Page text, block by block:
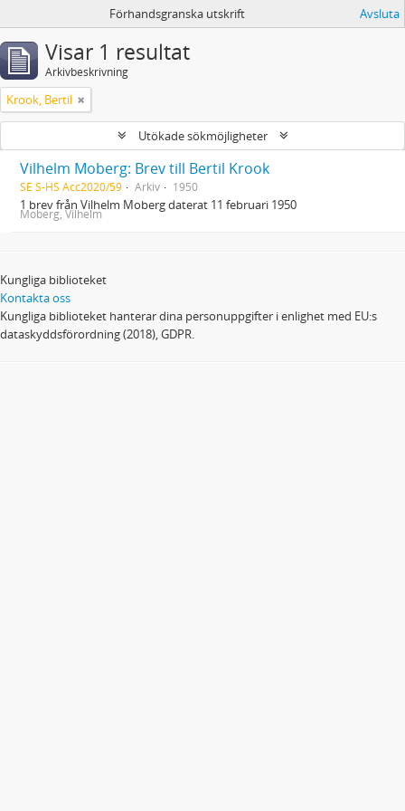
Förhandsgranska utskrift Avsluta
Visar 1 resultat
Arkivbeskrivning
Krook, Bertil
Utökade sökmöjligheter
Vilhelm Moberg: Brev till Bertil Krook
SE S-HS Acc2020/59 Arkiv 1950
1 brev från Vilhelm Moberg daterat 11 februari 1950
Moberg, Vilhelm
Kungliga biblioteket
Kontakta oss
Kungliga biblioteket hanterar dina personuppgifter i enlighet med EU:s
dataskyddsförordning (2018), GDPR.